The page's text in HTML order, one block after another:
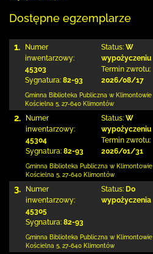
Dostępne egzemplarze
1.
Numer
inwentarzowy:
45303
Sygnatura: 82-93
Status: W
wypożyczeniu
Termin zwrotu:
2026/08/17
Gminna Biblioteka Publiczna w Klimontowie
Kościelna 5 27-640 Klimontów
2.
Numer
inwentarzowy:
45304
Sygnatura: 82-93
Status: W
wypożyczeniu
Termin zwrotu:
2026/01/31
Gminna Biblioteka Publiczna w Klimontowie
Kościelna 5 27-640 Klimontów
3.
Numer
inwentarzowy:
45305
Sygnatura: 82-93
Status: Do
wypożyczenia
Gminna Biblioteka Publiczna w Klimontowie
Kościelna 5 27-640 Klimontów